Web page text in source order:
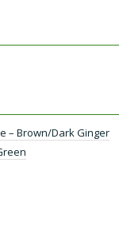
– Brown/Dark Ginger